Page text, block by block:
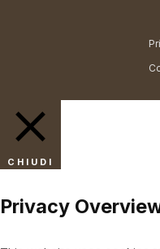
CHIUDI
Privacy